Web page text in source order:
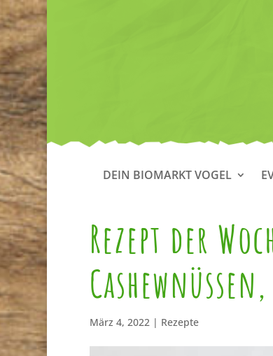
DEIN BIOMARKT VOGEL
Rezept der
März 4, 2022| Rezepte